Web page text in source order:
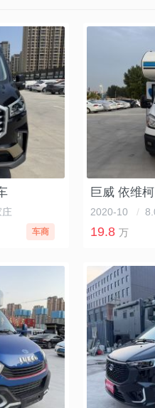
车商
巨威 依维
2020-10 /
19.8 万